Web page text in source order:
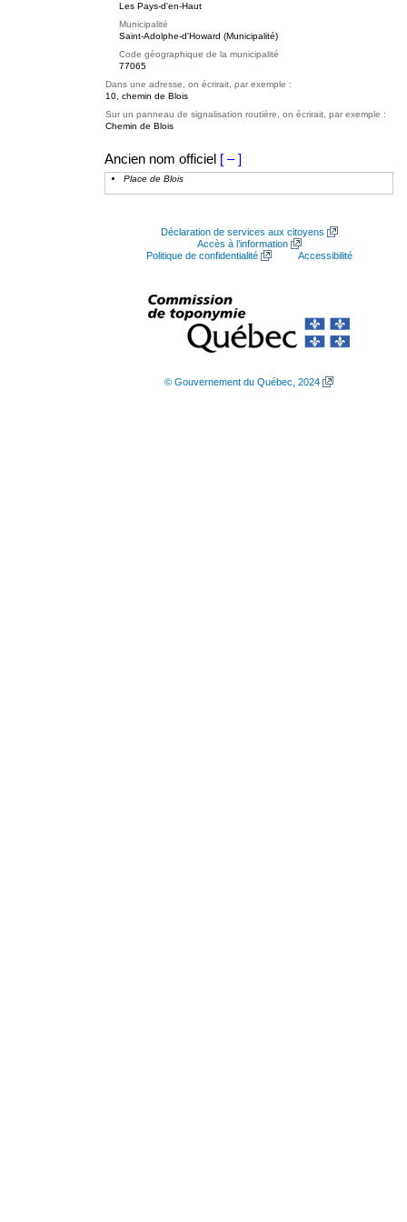
Les Pays-d'en-Haut
Municipalité
Saint-Adolphe-d'Howard (Municipalité)
Code géographique de la municipalité
77065
Dans une adresse, on écrirait, par exemple :
10, chemin de Blois
Sur un panneau de signalisation routière, on écrirait, par exemple :
Chemin de Blois
Ancien nom officiel [ – ]
Place de Blois
Déclaration de services aux citoyens
Accès à l’information
Politique de confidentialité
Accessibilité
© Gouvernement du Québec, 2024